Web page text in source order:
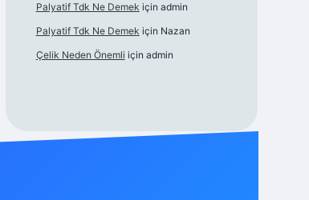
Palyatif Tdk Ne Demek için admin
Palyatif Tdk Ne Demek için Nazan
Çelik Neden Önemli için admin